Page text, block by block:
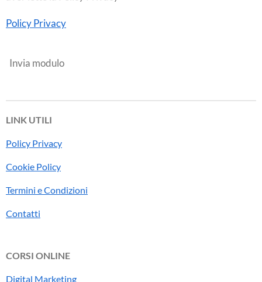
Policy Privacy
Invia modulo
LINK UTILI
Policy Privacy
Cookie Policy
Termini e Condizioni
Contatti
CORSI ONLINE
Digital Marketing